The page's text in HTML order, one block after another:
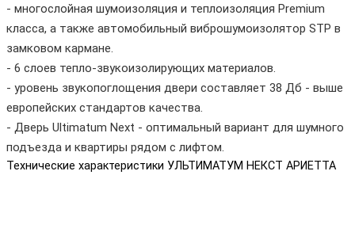
- многослойная шумоизоляция и теплоизоляция Premium
класса, а также автомобильный виброшумоизолятор STP в
замковом кармане.
- 6 слоев тепло-звукоизолирующих материалов.
- уровень звукопоглощения двери составляет 38 Дб - выше
европейских стандартов качества.
- Дверь Ultimatum Next - оптимальный вариант для шумного
подъезда и квартиры рядом с лифтом.
Технические характеристики УЛЬТИМАТУМ НЕКСТ АРИЕТТА